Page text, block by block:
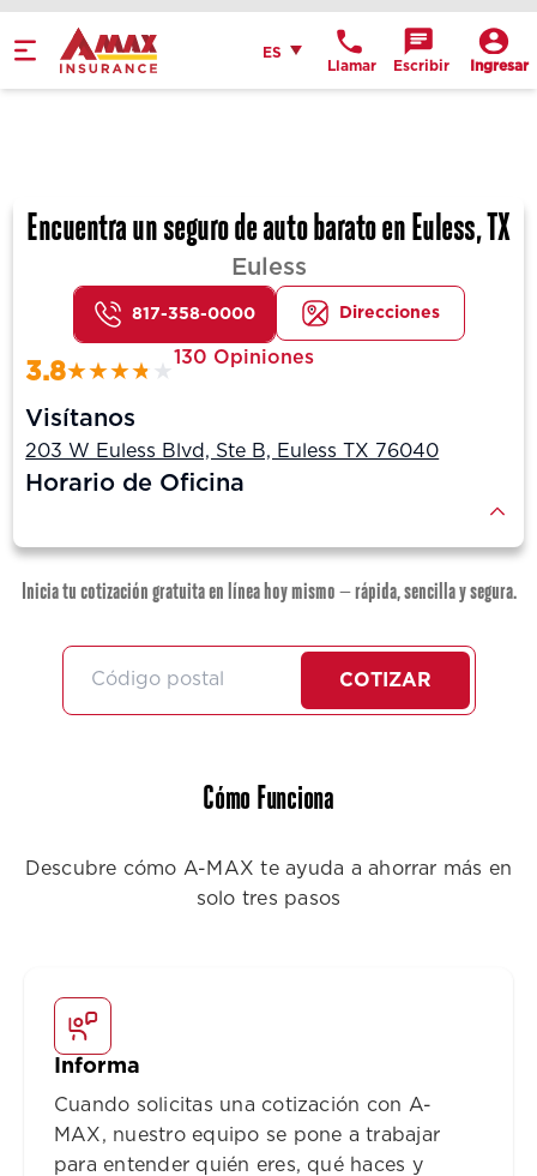
Get Directions
ESEspañol
Llamar Escribir Ingresar
Encuentra un seguro de auto barato en Euless, TX
Euless
817-358-0000 Direcciones
3.8
130 Opiniones
Visítanos
203 W Euless Blvd, Ste B, Euless TX 76040
Horario de Oficina
Inicia tu cotización gratuita en línea hoy mismo — rápida, sencilla y segura.
COTIZAR
Cómo Funciona
Descubre cómo A-MAX te ayuda a ahorrar más en
solo tres pasos
Informa
Cuando solicitas una cotización con A-
MAX, nuestro equipo se pone a trabajar
para entender quién eres, qué haces y